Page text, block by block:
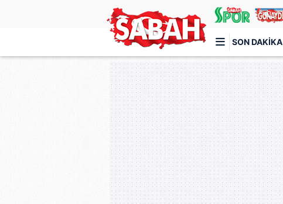
SON DAKIKA
Türkiye'nin en iyi haber sitesi